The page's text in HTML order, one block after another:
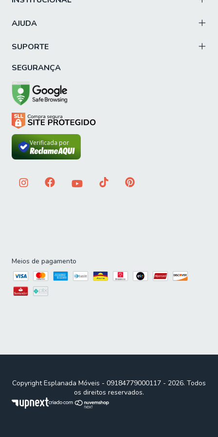
AJUDA
SUPORTE
SEGURANÇA
Verificada por
Meios de pagamento
Copyright Esplanada Móveis - 09184779000117 - 2026. Todos
os direitos reservados.